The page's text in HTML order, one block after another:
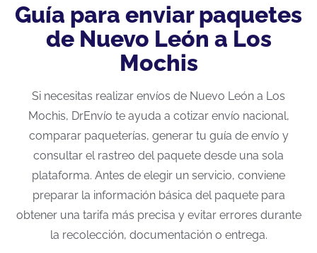
Guía para enviar paquetes
de Nuevo León a Los
Mochis
Si necesitas realizar envíos de Nuevo León a Los
Mochis, DrEnvío te ayuda a cotizar envío nacional,
comparar paqueterías, generar tu guía de envío y
consultar el rastreo del paquete desde una sola
plataforma. Antes de elegir un servicio, conviene
preparar la información básica del paquete para
obtener una tarifa más precisa y evitar errores durante
la recolección, documentación o entrega.